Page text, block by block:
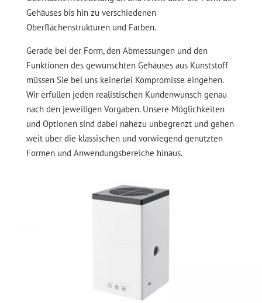
Gehäuses bis hin zu verschiedenen
Oberflächenstrukturen und Farben.
Gerade bei der Form, den Abmessungen und den
Funktionen des gewünschten Gehäuses aus Kunststoff
müssen Sie bei uns keinerlei Kompromisse eingehen.
Wir erfüllen jeden realistischen Kundenwunsch genau
nach den jeweiligen Vorgaben. Unsere Möglichkeiten
und Optionen sind dabei nahezu unbegrenzt und gehen
weit über die klassischen und vorwiegend genutzten
Formen und Anwendungsbereiche hinaus.